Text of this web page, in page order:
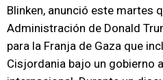
Blinken, anunció este martes
Administración de Donald
para la Franja de Gaza que
Cisjordania bajo un gobierno